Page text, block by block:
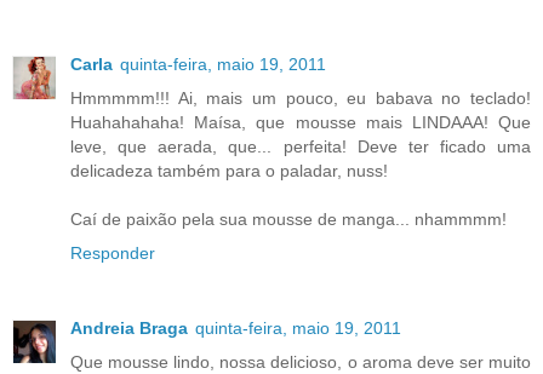
Carla quinta-feira, maio 19, 2011
Hmmmmm!!! Ai, mais um pouco, eu babava no teclado!
Huahahahaha! Maísa, que mousse mais LINDAAA! Que
leve, que aerada, que... perfeita! Deve ter ficado uma
delicadeza também para o paladar, nuss!
Caí de paixão pela sua mousse de manga... nhammmm!
Responder
Andreia Braga quinta-feira, maio 19, 2011
Que mousse lindo, nossa delicioso, o aroma deve ser muito